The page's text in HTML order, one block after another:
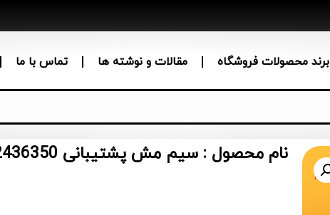
برند محصولات فروشگاه مقالات و نوشته ها تماس با ما
نام محصول : سیم مش پشتیبانی CAT Element 243-6350،2436350